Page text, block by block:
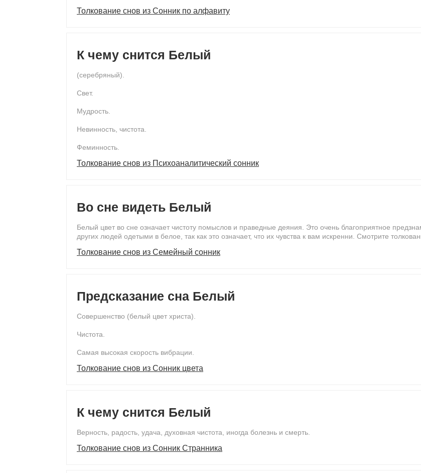
Толкование снов из Сонник по алфавиту
К чему снится Белый
(серебряный).
Свет.
Мудрость.
Невинность, чистота.
Феминность.
Толкование снов из Психоаналитический сонник
Во сне видеть Белый
Белый цвет во сне означает чистоту помыслов и праведные деяния. Это очень благоприятное
других людей одетыми в белое, так как это означает, что их чувства к вам искренни. Смотрите
Толкование снов из Семейный сонник
Предсказание сна Белый
Совершенство (белый цвет христа).
Чистота.
Самая высокая скорость вибрации.
Толкование снов из Сонник цвета
К чему снится Белый
Верность, радость, удача, духовная чистота, иногда болезнь и смерть.
Толкование снов из Сонник Странника